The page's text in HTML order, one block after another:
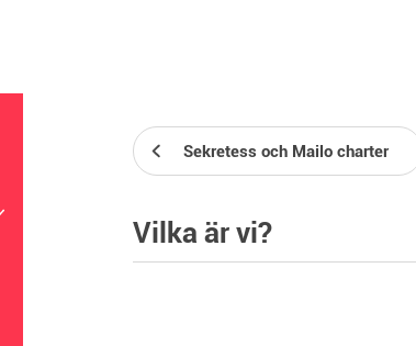
Sekretess och Mailo charter
Vilka är vi?